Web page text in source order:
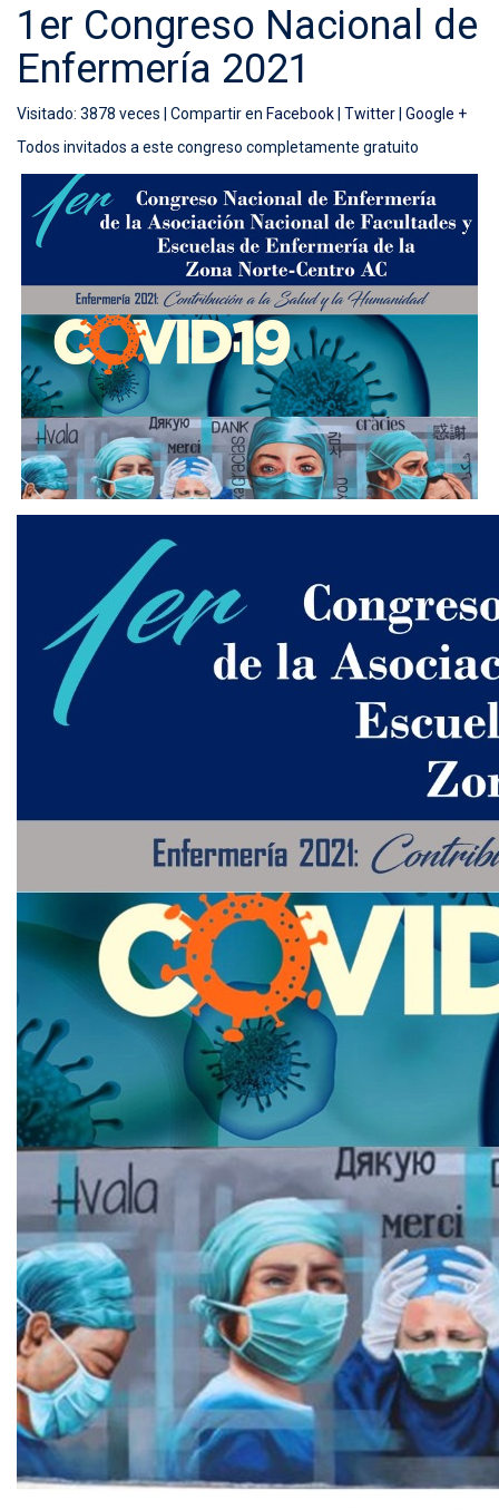
1er Congreso Nacional de
Enfermería 2021
Visitado: 3878 veces | Compartir en Facebook Twitter Google +
Todos invitados a este congreso completamente gratuito